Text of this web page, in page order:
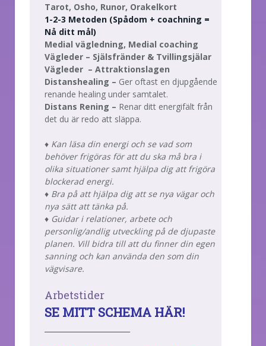
Tarot, Osho, Runor, Orakelkort
1-2-3 Metoden (Spådom + coachning =
Nå ditt mål)
Medial vägledning, Medial coaching
Vägleder – Själsfränder & Tvillingsjälar
Vägleder – Attraktionslagen
Distanshealing – Ger oftast en djupgående
renande healing under samtalet.
Distans Rening – Renar ditt energifält från
det du är redo att släppa.
♦ Kan läsa din energi och se vad som
behöver frigöras för att du ska må bra i
olika situationer samt hjälpa dig att frigöra
blockerad energi.
♦ Bra på att hjälpa dig att se nya vägar och
nya sätt att tänka på.
♦ Guidar i relationer, arbete och
personlig/andlig utveckling på de djupaste
planen. Vill bidra till att du finner din egen
sanning och kan använda den som din
vägvisare.
Arbetstider
SE MITT SCHEMA HÄR!